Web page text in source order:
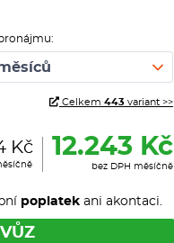
Celkem 443 variant >>
Kč 12.243 Kč
bez DPH měsíčně
poplatekani akontaci.